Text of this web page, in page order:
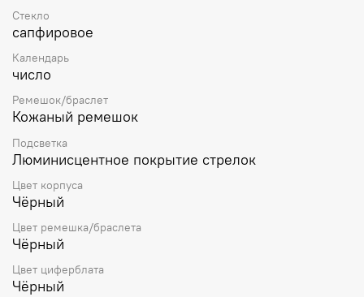
Стекло
сапфировое
Календарь
число
Ремешок/браслет
Кожаный ремешок
Подсветка
Люминисцентное покрытие стрелок
Цвет корпуса
Чёрный
Цвет ремешка/браслета
Чёрный
Цвет циферблата
Чёрный